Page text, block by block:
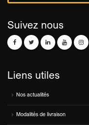
Suivez nous
Liens utiles
Nos actualités
Modalités de livraison